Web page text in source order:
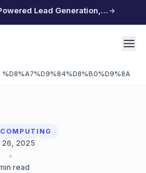
Introducing LeadOcean: AI-Powered Lead Generation, Curated Data, Effortless Scaling
26, 2025
•
read